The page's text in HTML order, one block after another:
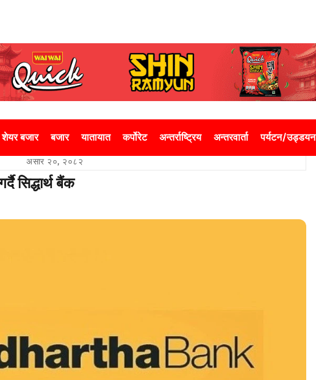
शेयर बजार बजार यातायात कर्पोरेट अन्तर्राष्ट्रिय अन्तरवार्ता पर्यटन/उड्डयन
असार २०, २०८२
सिद्धार्थ बैंक